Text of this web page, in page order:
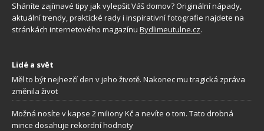
Sháníte zajímavé tipy jak vylepšit Váš domov? Originální nápady,
aktuální trendy, praktické rady i inspirativní fotografie najdete na
stránkách internetového magazínu Bydlimeutulne.cz.
Lidé a svět
Měl to být nejhezčí den v jeho životě. Nakonec mu tragická zpráva
změnila život
Možná nosíte v kapse 2 miliony Kč a nevíte o tom. Tato drobná
mince dosahuje rekordní hodnoty